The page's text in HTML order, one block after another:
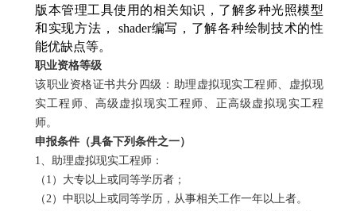
版本管理工具使用的相关知识，了解多种光照模型
和实现方法， shader编写，了解各种绘制技术的性
能优缺点等。
职业资格等级
该职业资格证书共分四级：助理虚拟现实工程师、虚拟现
实工程师、高级虚拟现实工程师、正高级虚拟现实工程
师。
申报条件（具备下列条件之一）
1、助理虚拟现实工程师：
（ 1 ）大专以上或同等学历者；
（2）中职以上或同等学历，从事相关工作一年以上者。